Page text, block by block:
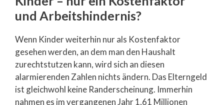
und Arbeitshindernis?
Wenn Kinder weiterhin nur als Kostenfaktor
gesehen werden, an dem man den Haushalt
zurechtstutzen kann, wird sich an diesen
alarmierenden Zahlen nichts ändern. Das Elterngeld
ist gleichwohl keine Randerscheinung. Immerhin
nahmen es im vergangenen Jahr 1,61 Millionen